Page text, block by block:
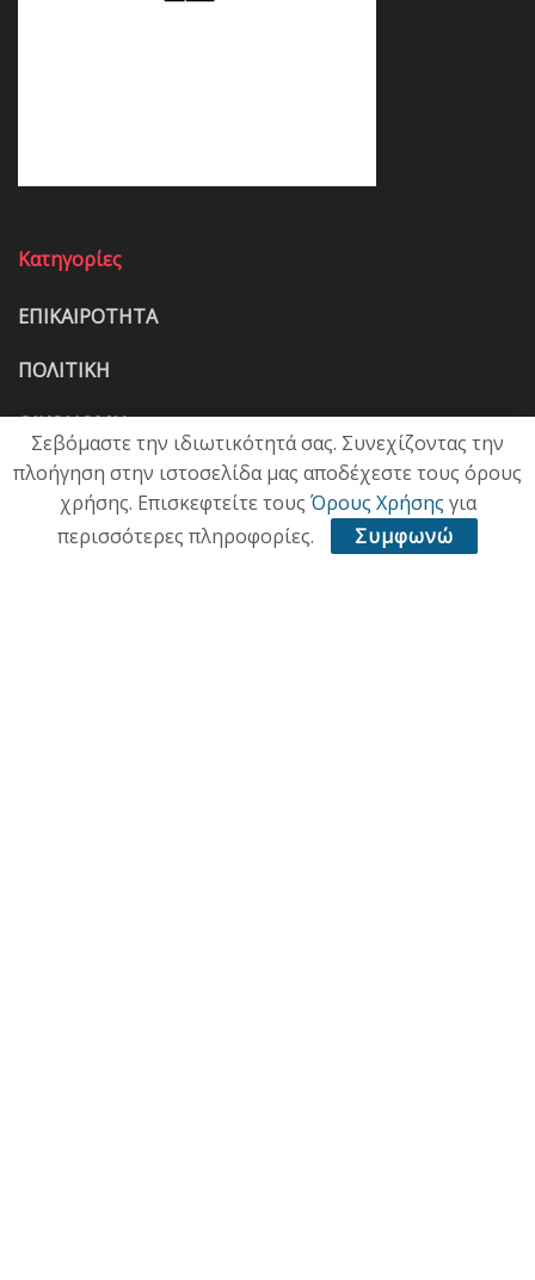
Κατηγορίες
ΕΠΙΚΑΙΡΟΤΗΤΑ
ΠΟΛΙΤΙΚΗ
ΟΙΚΟΝΟΜΙΑ
ΠΟΛΙΤΙΣΜΟΣ
ΥΓΕΙΑ
Σεβόμαστε την ιδιωτικότητά σας. Συνεχίζοντας την
πλοήγηση στην ιστοσελίδα μας αποδέχεστε τους όρους
χρήσης. Επισκεφτείτε τους Όρους Χρήσης για
περισσότερες πληροφορίες.
Συμφωνώ